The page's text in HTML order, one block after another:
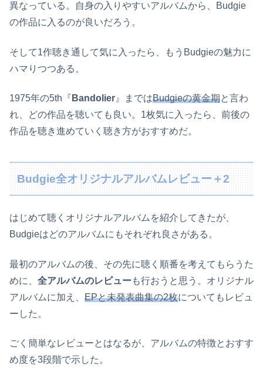
異なっている。自身の入りやすいアルバムから、Budgie
の作品に入るのが良いだろう。
そして1作聴き通して気に入ったら、もうBudgieの魅力に
ハマりつつある。
1975年の5th『 Bandolier 』まではBudgieの黄金期と言わ
れ、どの作品を聴いても良い。1枚気に入ったら、前後の
作品を聴き進めていく聴き方がおすすめだ。
Budgie全オリジナルアルバムレビュー＋2
はじめて聴くオリジナルアルバムを紹介してきたが、
Budgieはどのアルバムにもそれぞれ良さがある。
最初のアルバムの後、その先に聴く順番を考えてもらうた
めに、 全アルバムのレビューも行おうと思う。オリジナル
アルバムに加え、 EPと未発表曲集の2枚についてもレビュ
ーした。
ごく簡単なレビューとはなるが、アルバムの特徴とおすす
め度を3段階で示した。